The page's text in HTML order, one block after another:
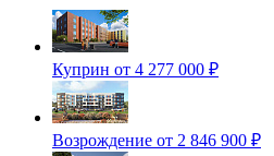
Куприн от 4 277 000 ₽
Возрождение от 2 846 900 ₽